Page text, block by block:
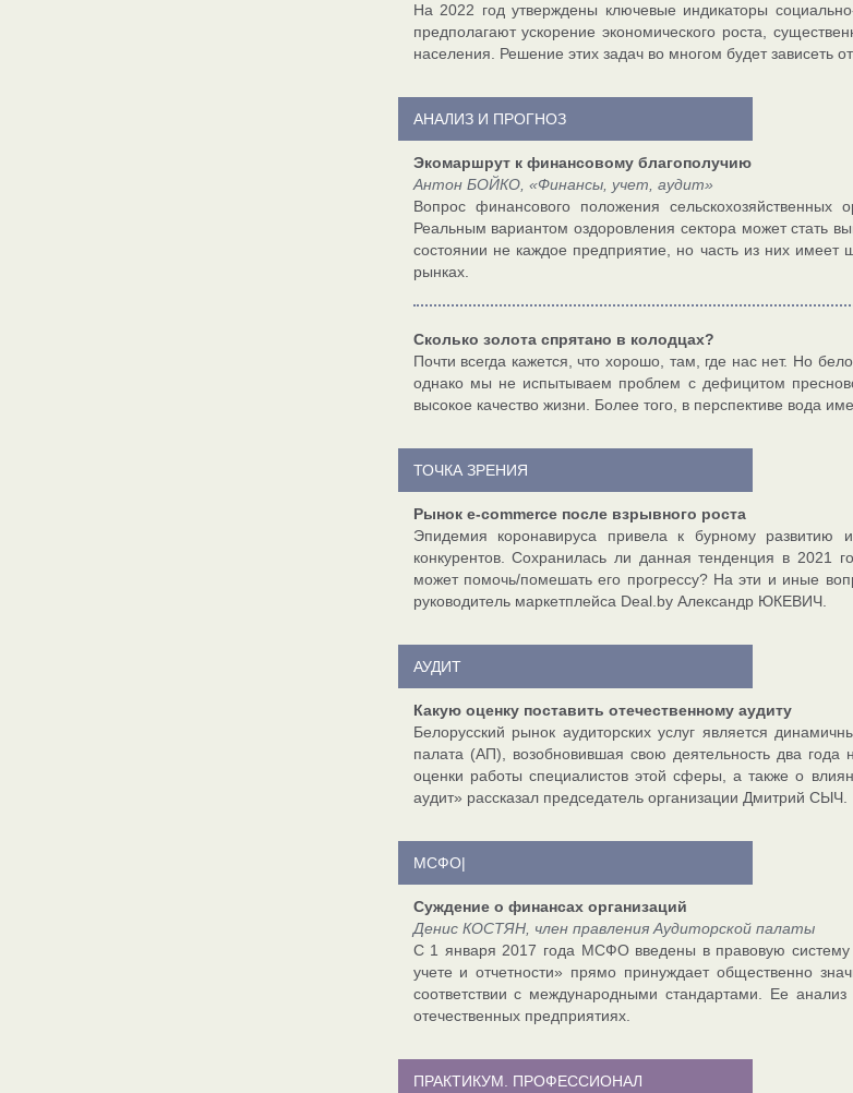
На 2022 год утверждены ключевые индикаторы
предполагают ускорение экономического роста,
населения. Решение этих задач во многом будет зависеть
АНАЛИЗ И ПРОГНОЗ
Экомаршрут к финансовому благополучию
Антон БОЙКО, «Финансы, учет, аудит»
Вопрос финансового положения
Реальным вариантом оздоровления сектора может стать
состоянии не каждое предприятие, но часть из них
рынках.
Сколько золота спрятано в колодцах?
Почти всегда кажется, что хорошо, там, где нас нет. Но
однако мы не испытываем проблем с дефицитом
высокое качество жизни. Более того, в перспективе вода
ТОЧКА ЗРЕНИЯ
Рынок e-commerce после взрывного роста
Эпидемия коронавируса привела к бурному развитию
конкурентов. Сохранилась ли данная тенденция в 2021
может помочь/помешать его прогрессу? На эти и иные
руководитель маркетплейса Deal.by Александр ЮКЕВИЧ.
АУДИТ
Какую оценку поставить отечественному аудиту
Белорусский рынок аудиторских услуг является
палата (АП), возобновившая свою деятельность два
оценки работы специалистов этой сферы, а также о
аудит» рассказал председатель организации Дмитрий СЫЧ.
МСФО|
Суждение о финансах организаций
Денис КОСТЯН, член правления Аудиторской палаты
С 1 января 2017 года МСФО введены в правовую
учете и отчетности» прямо принуждает общественно
соответствии с международными стандартами. Ее
отечественных предприятиях.
ПРАКТИКУМ. ПРОФЕССИОНАЛ